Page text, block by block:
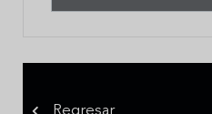
Regresar